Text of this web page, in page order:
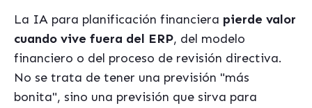
La IA para planificación financiera pierde valor
cuando vive fuera del ERP, del modelo
financiero o del proceso de revisión directiva.
No se trata de tener una previsión "más
bonita", sino una previsión que sirva para